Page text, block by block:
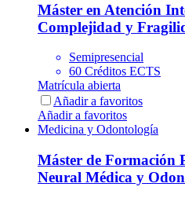
Máster en Atención
Complejidad y
Semipresencial
60 Créditos ECTS
Matrícula abierta
Añadir a favoritos
Añadir a favoritos
Medicina y Odontología
Máster de Formación
Neural Médica y